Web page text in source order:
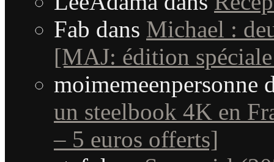
Fab dans Michael :
[MAJ: édition
moimemeenpersonne
un steelbook 4K en
– 5 euros offerts]